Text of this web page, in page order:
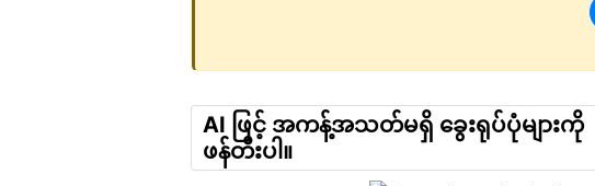
AI ဖြင့် အကန့်အသတ်မရှိ ခွေးရုပ်ပုံများကို
ဖန်တီးပါ။